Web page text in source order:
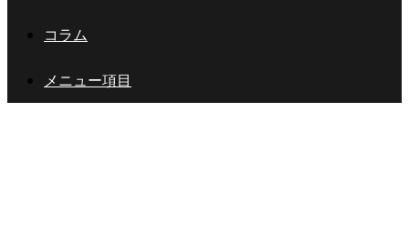
コラム
メニュー項目